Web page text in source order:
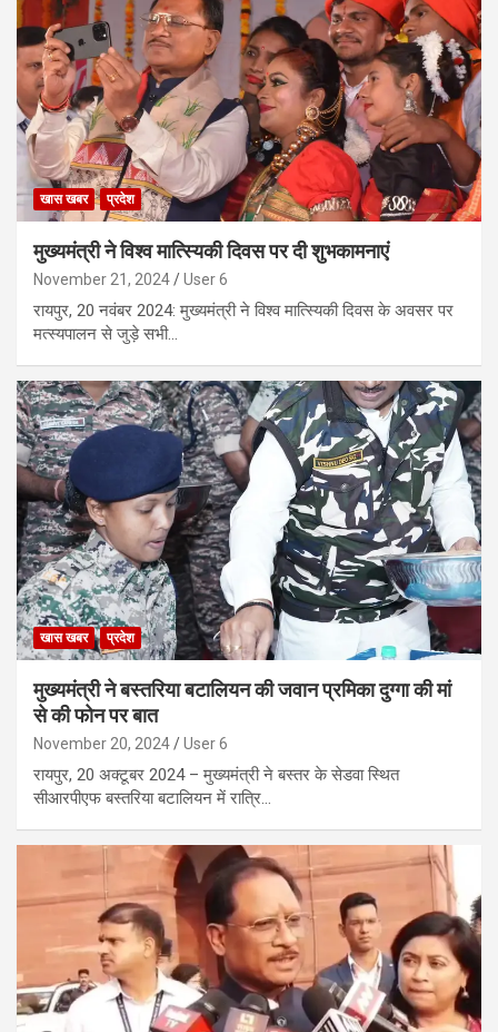
खास खबर प्रदेश
मुख्यमंत्री ने विश्व मात्स्यिकी दिवस पर दी शुभकामनाएं
November 21, 2024 User 6
रायपुर, 20 नवंबर 2024: मुख्यमंत्री ने विश्व मात्स्यिकी दिवस के अवसर पर
मत्स्यपालन से जुड़े सभी…
खास खबर प्रदेश
मुख्यमंत्री ने बस्तरिया बटालियन की जवान प्रमिका दुग्गा की मां
से की फोन पर बात
November 20, 2024 User 6
रायपुर, 20 अक्टूबर 2024 – मुख्यमंत्री ने बस्तर के सेडवा स्थित
सीआरपीएफ बस्तरिया बटालियन में रात्रि…